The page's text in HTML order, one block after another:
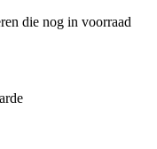
die nog in voorraad